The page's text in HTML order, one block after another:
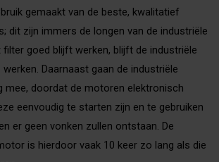
gemaakt van de beste, kwalitatief
dit zijn immers de longen van de industriële
goed blijft werken, blijft de industriële
Daarnaast gaan de industriële
mee, doordat de motoren elektronisch
eenvoudig te starten zijn en te gebruiken
er geen vonken zullen ontstaan. De
is hierdoor vaak 10 keer zo lang als die